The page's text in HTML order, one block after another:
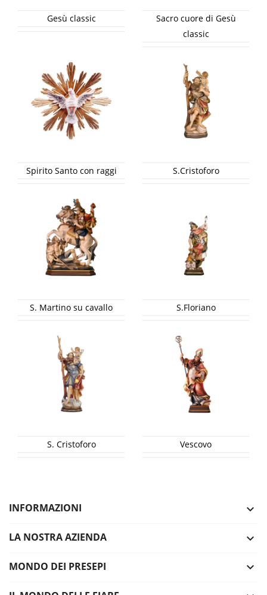
Gesù classic
Sacro cuore di Gesù
classic
Spirito Santo con raggi S.Cristoforo
S. Martino su cavallo S.Floriano
S. Cristoforo Vescovo
INFORMAZIONI 
LA NOSTRA AZIENDA 
MONDO DEI PRESEPI 